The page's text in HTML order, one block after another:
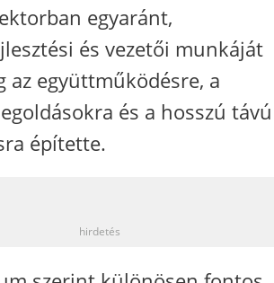
egyaránt,
és vezetői munkáját
az együttműködésre, a
és a hosszú távú
építette.
hirdetés